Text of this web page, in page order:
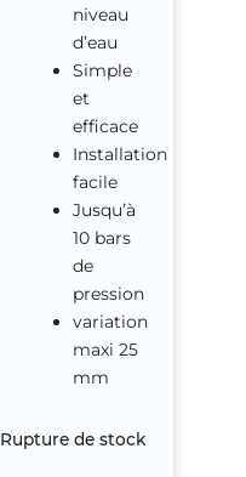
niveau
d’eau
Simple
et
efficace
Installation
facile
Jusqu’à
10 bars
de
pression
variation
maxi 25
mm
Rupture de stock